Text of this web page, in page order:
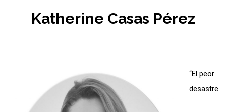
Katherine Casas Pérez
“El peor
desastre